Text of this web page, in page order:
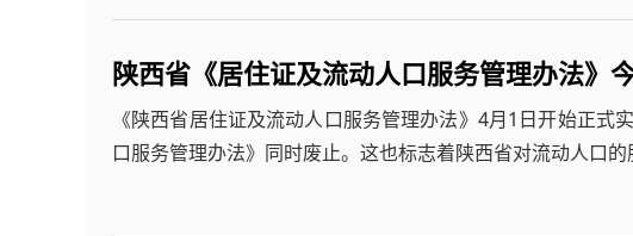
陕西省《居住证及流动人口服务管理办法》
《陕西省居住证及流动人口服务管理办法》4月1日开始正
口服务管理办法》同时废止。这也标志着陕西省对流动人口的